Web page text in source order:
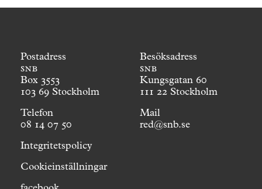
Postadress
snb
Box 3553
103 69 Stockholm
Telefon
08 14 07 50
Besöksadress
snb
Kungsgatan 60
111 22 Stockholm
Mail
red@snb.se
Integritetspolicy
Cookieinställningar